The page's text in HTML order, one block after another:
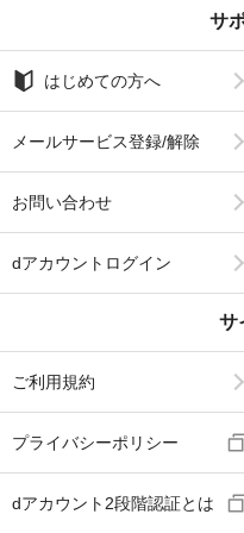
サ
はじめての方へ
メールサービス登録/解除
お問い合わせ
dアカウントログイン
サ
ご利用規約
プライバシーポリシー
dアカウント2段階認証とは